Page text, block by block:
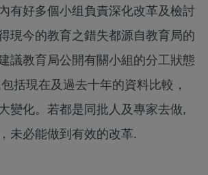
有好多個小组負責深化改革及檢討
現今的教育之錯失都源自教育局的
議教育局公開有關小組的分工狀態
括現在及過去十年的資料比較，
變化。若都是同批人及專家去做,
未必能做到有效的改革.